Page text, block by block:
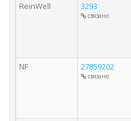
ReinWell
3293
связано
NF
27859202
связано